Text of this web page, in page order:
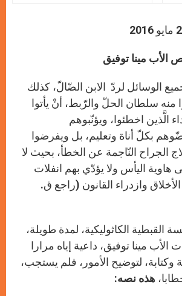
الأب مينا توفيق
الوسائل لردّ الابن الضّالّ، كذلك
منه سلطان الحلّ والرّبط، أنْ يأتوا
الَّذين اخطئوا، ويؤنّبوهم
بكلّ أناة وتعليم، بل ويفرضوا
الجراح النّاجمة عن الخطأ، بحيث لا
هاوية اليأس ولا يؤدّي بهم انفلات
وازدراء القانون (راجع ق.
القبطية الكاثوليكية، لمدة طويلة،
مينا توفيق، داعية إياه مرارا
لتوضيح الأمور، فلم يستجب،
هذه نصه: